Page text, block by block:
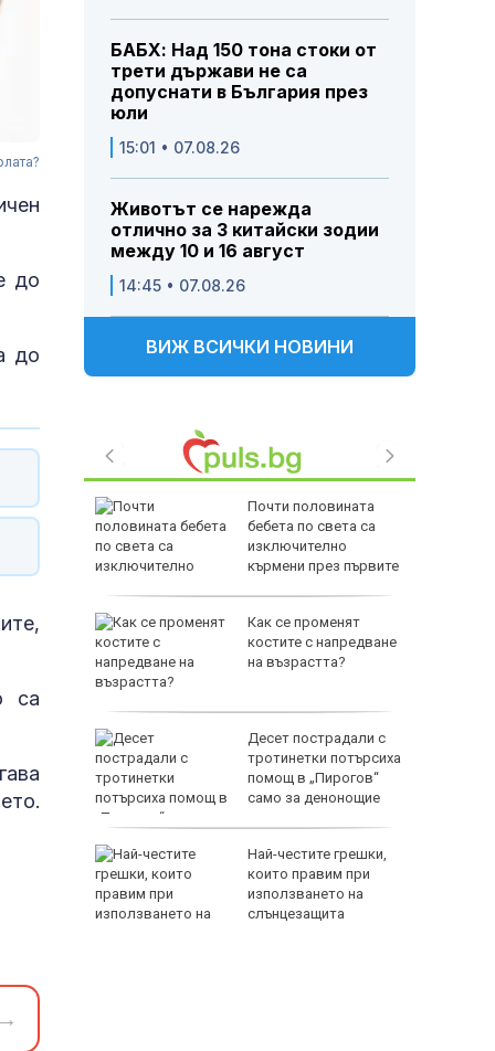
до
до
са
БАБХ: Над 150 тона стоки от
трети държави не са
допуснати в България през
юли
15:01 • 07.08.26
Животът се нарежда
отлично за 3 китайски зодии
между 10 и 16 август
14:45 • 07.08.26
ВИЖ ВСИЧКИ НОВИНИ
Почти половината
бебета по света са
изключително
кърмени през първите
Как се променят
костите с напредване
на възрастта?
Десет пострадали с
тротинетки потърсиха
помощ в „Пирогов“
само за денонощие
Най-честите грешки,
които правим при
използването на
слънцезащита